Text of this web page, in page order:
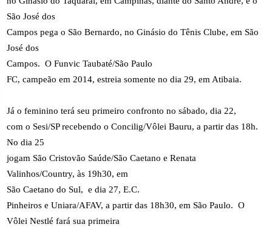
São José dos
Campos pega o São Bernardo, no Ginásio do Tênis Clube, em São
José dos
Campos. O Funvic Taubaté/São Paulo
FC, campeão em 2014, estreia somente no dia 29, em Atibaia.
Já o feminino terá seu primeiro confronto no sábado, dia 22,
com o Sesi/SP recebendo o Concilig/Vôlei Bauru, a partir das 18h.
No dia 25
jogam São Cristovão Saúde/São Caetano e Renata
Valinhos/Country, às 19h30, em
São Caetano do Sul, e dia 27, E.C.
Pinheiros e Uniara/AFAV, a partir das 18h30, em São Paulo. O
Vôlei Nestlé fará sua primeira